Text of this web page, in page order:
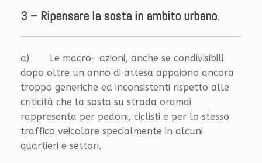
3 – Ripensare la sosta in ambito urbano.
a) Le macro- azioni, anche se condivisibili
dopo oltre un anno di attesa appaiono ancora
troppo generiche ed inconsistenti rispetto alle
criticità che la sosta su strada oramai
rappresenta per pedoni, ciclisti e per lo stesso
traffico veicolare specialmente in alcuni
quartieri e settori.